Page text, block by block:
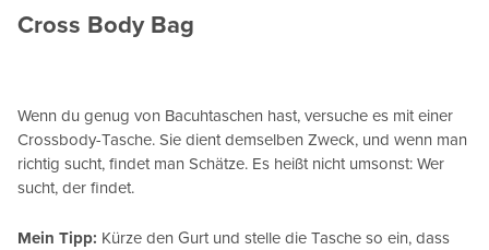
Cross Body Bag
Wenn du genug von Bacuhtaschen hast, versuche es mit einer
Crossbody-Tasche. Sie dient demselben Zweck, und wenn man
richtig sucht, findet man Schätze. Es heißt nicht umsonst: Wer
sucht, der findet.
Mein Tipp: Kürze den Gurt und stelle die Tasche so ein, dass